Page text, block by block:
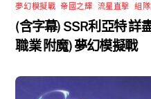
夢幻模擬戰 ,帝國之輝 流星直擊 ,組
(含字幕) SSR利亞特 詳
職業 附魔) 夢幻模擬戰